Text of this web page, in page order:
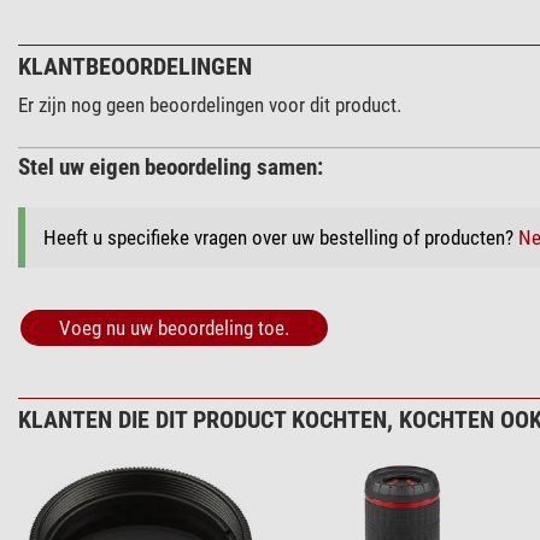
KLANTBEOORDELINGEN
Er zijn nog geen beoordelingen voor dit product.
Stel uw eigen beoordeling samen:
Heeft u specifieke vragen over uw bestelling of producten?
Voeg nu uw beoordeling toe.
KLANTEN DIE DIT PRODUCT KOCHTEN, KOCHTEN